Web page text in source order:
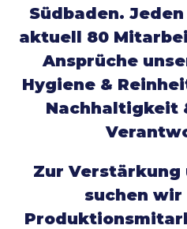
Südbaden.
aktuell 80
Ansprüche
Hygiene &
Nachhaltigkeit
Zur Verstärkung
suchen